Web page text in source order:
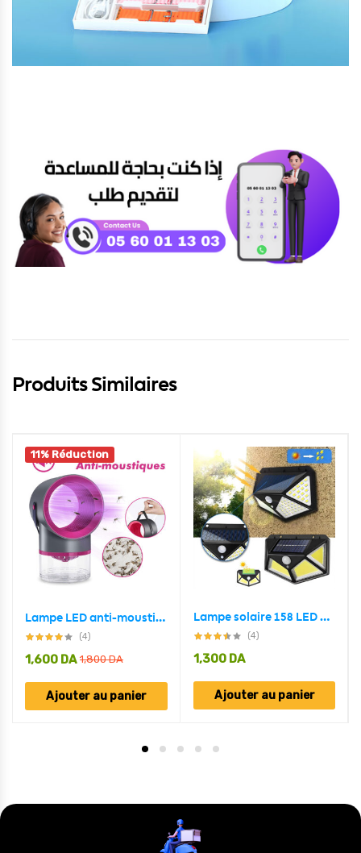
Produits Similaires
11% Réduction
Lampe LED anti-moustiques USB silencieux
(4)
1,800DA
1,600 DA
Ajouter au panier
Lampe solaire 158 LED détecteur de mouvement imperméable 3 modes
(4)
1,300 DA
Ajouter au panier